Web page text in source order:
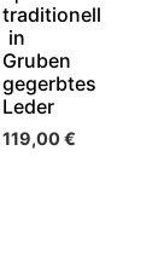
traditionell
in
Gruben
gegerbtes
Leder
119,00€